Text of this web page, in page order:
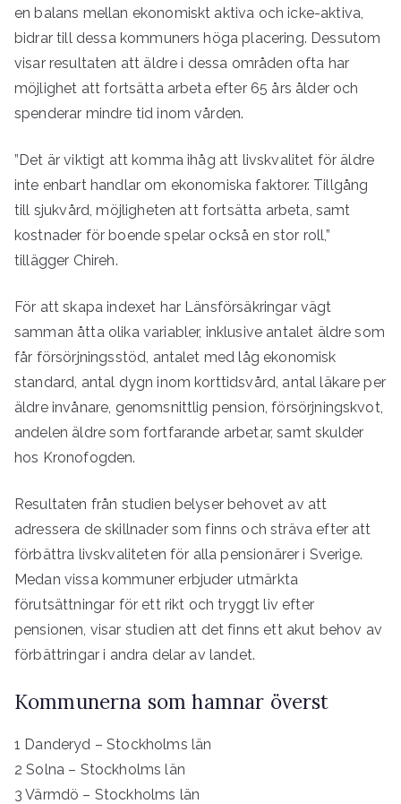
en balans mellan ekonomiskt aktiva och icke-aktiva,
bidrar till dessa kommuners höga placering. Dessutom
visar resultaten att äldre i dessa områden ofta har
möjlighet att fortsätta arbeta efter 65 års ålder och
spenderar mindre tid inom vården.
”Det är viktigt att komma ihåg att livskvalitet för äldre
inte enbart handlar om ekonomiska faktorer. Tillgång
till sjukvård, möjligheten att fortsätta arbeta, samt
kostnader för boende spelar också en stor roll,”
tillägger Chireh.
För att skapa indexet har Länsförsäkringar vägt
samman åtta olika variabler, inklusive antalet äldre som
får försörjningsstöd, antalet med låg ekonomisk
standard, antal dygn inom korttidsvård, antal läkare per
äldre invånare, genomsnittlig pension, försörjningskvot,
andelen äldre som fortfarande arbetar, samt skulder
hos Kronofogden.
Resultaten från studien belyser behovet av att
adressera de skillnader som finns och sträva efter att
förbättra livskvaliteten för alla pensionärer i Sverige.
Medan vissa kommuner erbjuder utmärkta
förutsättningar för ett rikt och tryggt liv efter
pensionen, visar studien att det finns ett akut behov av
förbättringar i andra delar av landet.
Kommunerna som hamnar överst
1 Danderyd – Stockholms län
2 Solna – Stockholms län
3 Värmdö – Stockholms län